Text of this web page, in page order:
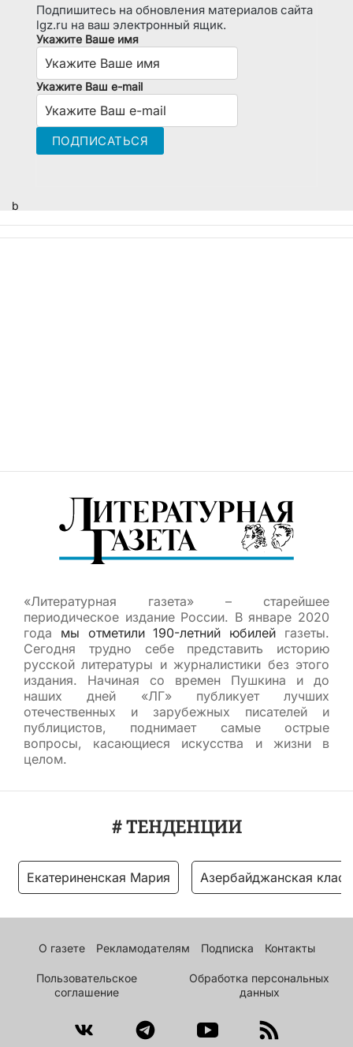
Подпишитесь на обновления материалов сайта
lgz.ru на ваш электронный ящик.
Укажите Ваше имя
Укажите Ваш e-mail
b
«Литературная газета» – старейшее
периодическое издание России. В январе 2020
года мы отметили 190-летний юбилей газеты.
Сегодня трудно себе представить историю
русской литературы и журналистики без этого
издания. Начиная со времен Пушкина и до
наших дней «ЛГ» публикует лучших
отечественных и зарубежных писателей и
публицистов, поднимает самые острые
вопросы, касающиеся искусства и жизни в
целом.
# ТЕНДЕНЦИИ
Екатериненская Мария Азербайджанская
О газете Рекламодателям Подписка Контакты
Пользовательское
соглашение
Обработка персональных
данных